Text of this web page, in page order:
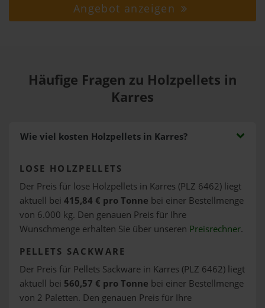
Angebot anzeigen
Häufige Fragen zu Holzpellets in
Karres
Wie viel kosten Holzpellets in Karres?
LOSE HOLZPELLETS
Der Preis für lose Holzpellets in Karres (PLZ 6462) liegt
aktuell bei 415,84 € pro Tonne bei einer Bestellmenge
von 6.000 kg. Den genauen Preis für Ihre
Wunschmenge erhalten Sie über unseren Preisrechner.
PELLETS SACKWARE
Der Preis für Pellets Sackware in Karres (PLZ 6462) liegt
aktuell bei 560,57 € pro Tonne bei einer Bestellmenge
von 2 Paletten. Den genauen Preis für Ihre